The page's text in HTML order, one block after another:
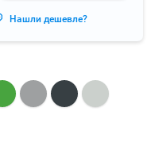
Нашли дешевле?